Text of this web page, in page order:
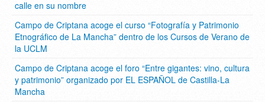
calle en su nombre
Campo de Criptana acoge el curso “Fotografía y Patrimonio
Etnográfico de La Mancha” dentro de los Cursos de Verano de
la UCLM
Campo de Criptana acoge el foro “Entre gigantes: vino, cultura
y patrimonio” organizado por EL ESPAÑOL de Castilla-La
Mancha